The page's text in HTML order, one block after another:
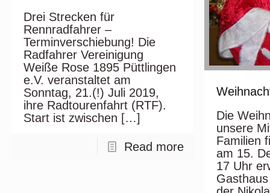
Drei Strecken für
Rennradfahrer –
Terminverschiebung! Die
Radfahrer Vereinigung
Weiße Rose 1895 Püttlingen
e.V. veranstaltet am
Sonntag, 21.(!) Juli 2019,
ihre Radtourenfahrt (RTF).
Start ist zwischen […]
Read more
Die
unsere
Familien
am 15.
17 Uhr